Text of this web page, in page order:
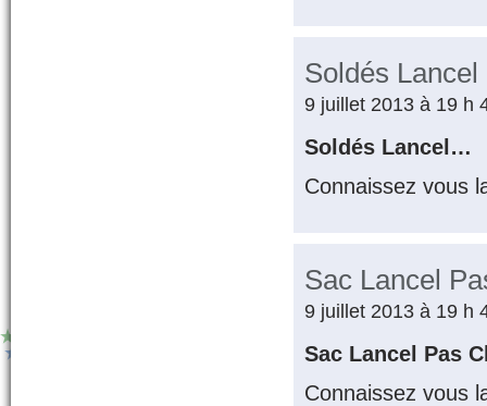
Soldés Lancel
9 juillet 2013 à 19 h
Soldés Lancel…
Connaissez vous
Sac Lancel
9 juillet 2013 à 19 h
Sac Lancel Pas
Connaissez vous